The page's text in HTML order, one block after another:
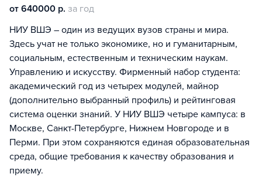
от 640000 р. за год
НИУ ВШЭ – один из ведущих вузов страны и мира.
Здесь учат не только экономике, но и гуманитарным,
социальным, естественным и техническим наукам.
Управлению и искусству. Фирменный набор студента:
академический год из четырех модулей, майнор
(дополнительно выбранный профиль) и рейтинговая
система оценки знаний. У НИУ ВШЭ четыре кампуса: в
Москве, Санкт-Петербурге, Нижнем Новгороде и в
Перми. При этом сохраняются единая образовательная
среда, общие требования к качеству образования и
приему.